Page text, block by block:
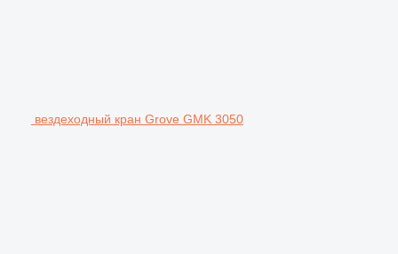
вездеходный кран Grove GMK 3050